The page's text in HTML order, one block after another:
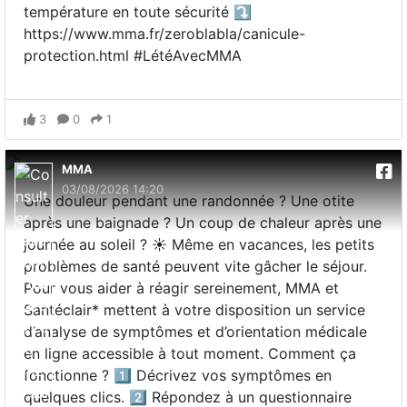
température en toute sécurité ⤵️
https://www.mma.fr/zeroblabla/canicule-
protection.html #LétéAvecMMA
3 0 1
MMA
03/08/2026 14:20
Une douleur pendant une randonnée ? Une otite
après une baignade ? Un coup de chaleur après une
journée au soleil ? ☀️ Même en vacances, les petits
problèmes de santé peuvent vite gâcher le séjour.
Pour vous aider à réagir sereinement, MMA et
Santéclair* mettent à votre disposition un service
d’analyse de symptômes et d’orientation médicale
en ligne accessible à tout moment. Comment ça
fonctionne ? 1️⃣ Décrivez vos symptômes en
quelques clics. 2️⃣ Répondez à un questionnaire